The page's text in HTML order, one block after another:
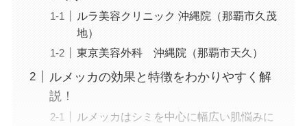
ルラ美容クリニック 沖縄院（那覇市久茂
地）
東京美容外科 沖縄院（那覇市天久）
ルメッカの効果と特徴をわかりやすく解
説！
ルメッカはシミを中心に幅広い肌悩みに